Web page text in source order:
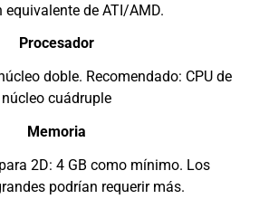
equivalente de ATI/AMD.
Procesador
doble. Recomendado: CPU de
núcleo cuádruple
Memoria
2D: 4 GB como mínimo. Los
podrían requerir más.